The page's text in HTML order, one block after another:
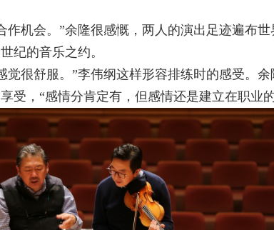
机会。”余隆很感慨，两人的演出足迹遍布世
纪的音乐之约。
很舒服。”李伟纲这样形容排练时的感受。
受，“感情分肯定有，但感情还是建立在职业